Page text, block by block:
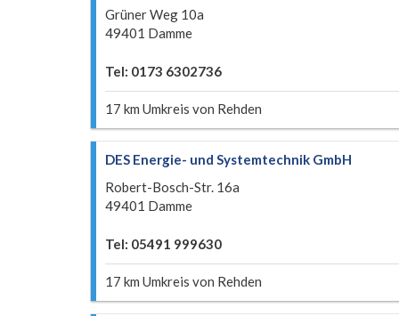
Grüner Weg 10a
49401 Damme
Tel: 0173 6302736
17 km Umkreis von Rehden
DES Energie- und Systemtechnik GmbH
Robert-Bosch-Str. 16a
49401 Damme
Tel: 05491 999630
17 km Umkreis von Rehden